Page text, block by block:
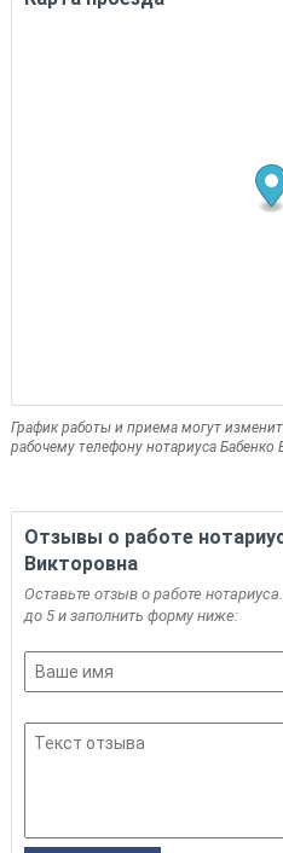
График работы и приема могут
рабочему телефону нотариуса Бабенко
Отзывы о работе
Викторовна
Оставьте отзыв о работе
до 5 и заполнить форму ниже: